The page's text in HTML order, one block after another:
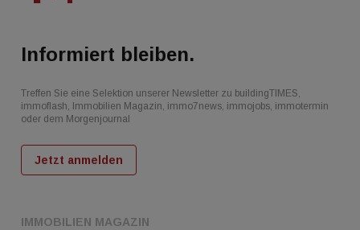
IMMOBILIEN MAGAZIN
Informiert bleiben.
Treffen Sie eine Selektion unserer Newsletter zu buildingTIMES,
immoflash, Immobilien Magazin, immo7news, immojobs, immotermin
oder dem Morgenjournal
Jetzt anmelden